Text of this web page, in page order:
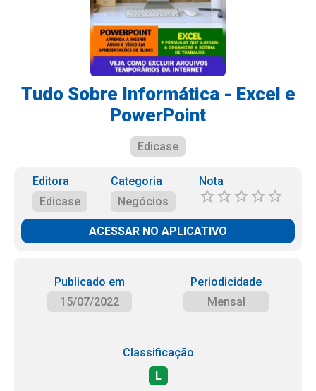
Tudo Sobre Informática - Excel e
PowerPoint
Edicase
Editora
Edicase
Categoria
Negócios
Nota
ACESSAR NO APLICATIVO
Publicado em
15/07/2022
Periodicidade
Mensal
Classificação
L